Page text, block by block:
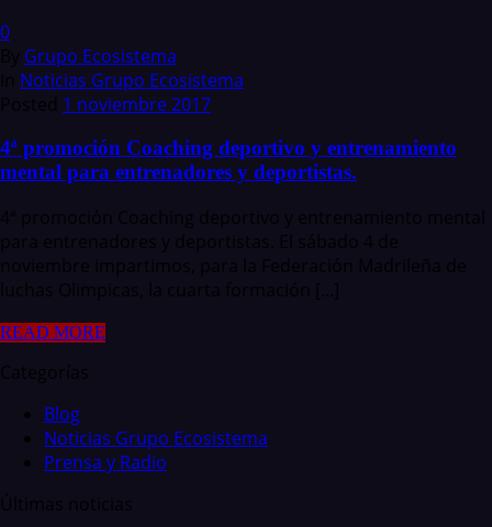
0
By Grupo Ecosistema
In Noticias Grupo Ecosistema
Posted 1 noviembre 2017
4ª promoción Coaching deportivo y entrenamiento
mental para entrenadores y deportistas.
4ª promoción Coaching deportivo y entrenamiento mental
para entrenadores y deportistas. El sábado 4 de
noviembre impartimos, para la Federación Madrileña de
luchas Olimpicas, la cuarta formación [...]
READ MORE
Categorías
Blog
Noticias Grupo Ecosistema
Prensa y Radio
Últimas noticias